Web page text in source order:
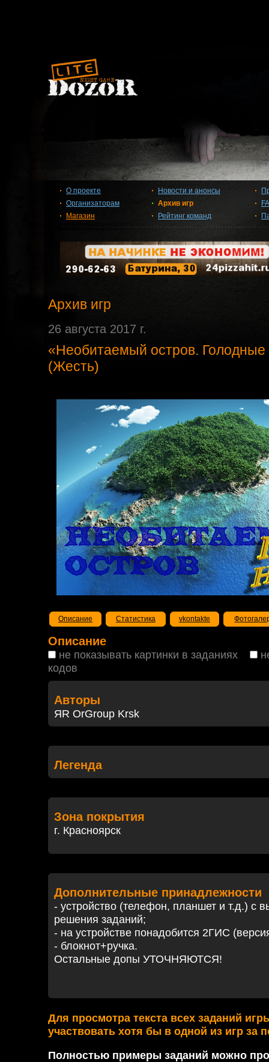
О проекте
Организаторам
Магазин
Новости и анонсы
Архив игр
Рейтинг команд
Архив игр
26 августа 2017 г.
«Необитаемый остров. Голодные
(Жесть)
Описание Статистика vkontakte
Описание
не показывать картинки в заданиях
кодов
Авторы
ЯR OrGroup Krsk
Легенда
Зона покрытия
г. Красноярск
Дополнительные принадлежности
- устройство (телефон, планшет и т.д.) с
решения заданий;
- на устройстве понадобится 2ГИС
- блокнот+ручка.
Остальные допы УТОЧНЯЮТСЯ!
Для просмотра текста всех заданий
участвовать хотя бы в одной из игр за
Полностью примеры заданий можно